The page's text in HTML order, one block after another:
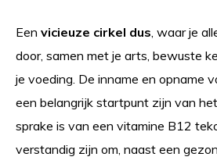
Een vicieuze cirkel dus, waar je
door, samen met je arts, bewuste
je voeding. De inname en opname
een belangrijk startpunt zijn van
sprake is van een vitamine B12
verstandig zijn om, naast een